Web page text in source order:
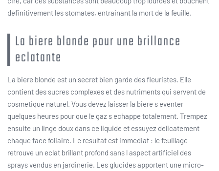
definitivement les stomates, entrainant la mort de la feuille.
La biere blonde pour une brillance
eclatante
La biere blonde est un secret bien garde des fleuristes. Elle
contient des sucres complexes et des nutriments qui servent de
cosmetique naturel. Vous devez laisser la biere s eventer
quelques heures pour que le gaz s echappe totalement. Trempez
ensuite un linge doux dans ce liquide et essuyez delicatement
chaque face foliaire. Le resultat est immediat : le feuillage
retrouve un eclat brillant profond sans l aspect artificiel des
sprays vendus en jardinerie. Les glucides apportent une micro-